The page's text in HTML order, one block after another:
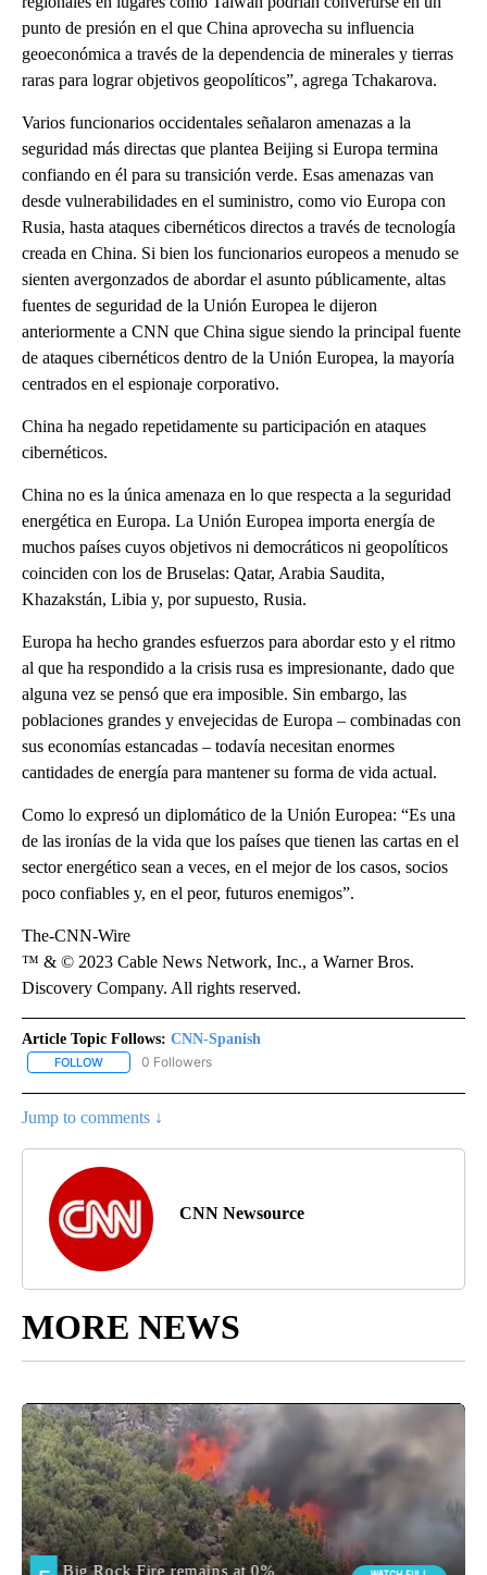
punto de presión en el que China aprovecha su influencia
geoeconómica a través de la dependencia de minerales y tierras
raras para lograr objetivos geopolíticos”, agrega Tchakarova.
Varios funcionarios occidentales señalaron amenazas a la
seguridad más directas que plantea Beijing si Europa termina
confiando en él para su transición verde. Esas amenazas van
desde vulnerabilidades en el suministro, como vio Europa con
Rusia, hasta ataques cibernéticos directos a través de tecnología
creada en China. Si bien los funcionarios europeos a menudo se
sienten avergonzados de abordar el asunto públicamente, altas
fuentes de seguridad de la Unión Europea le dijeron
anteriormente a CNN que China sigue siendo la principal fuente
de ataques cibernéticos dentro de la Unión Europea, la mayoría
centrados en el espionaje corporativo.
China ha negado repetidamente su participación en ataques
cibernéticos.
China no es la única amenaza en lo que respecta a la seguridad
energética en Europa. La Unión Europea importa energía de
muchos países cuyos objetivos ni democráticos ni geopolíticos
coinciden con los de Bruselas: Qatar, Arabia Saudita,
Khazakstán, Libia y, por supuesto, Rusia.
Europa ha hecho grandes esfuerzos para abordar esto y el ritmo
al que ha respondido a la crisis rusa es impresionante, dado que
alguna vez se pensó que era imposible. Sin embargo, las
poblaciones grandes y envejecidas de Europa – combinadas con
sus economías estancadas – todavía necesitan enormes
cantidades de energía para mantener su forma de vida actual.
Como lo expresó un diplomático de la Unión Europea: “Es una
de las ironías de la vida que los países que tienen las cartas en el
sector energético sean a veces, en el mejor de los casos, socios
poco confiables y, en el peor, futuros enemigos”.
The-CNN-Wire
™ & © 2023 Cable News Network, Inc., a Warner Bros.
Discovery Company. All rights reserved.
Article Topic Follows: CNN-Spanish
FOLLOW FOLLOW "CNN-SPANISH" TO RECEIVE NOTIFICATIONS ABOUT
0 Followers
Jump to comments ↓
CNN Newsource
MORE NEWS